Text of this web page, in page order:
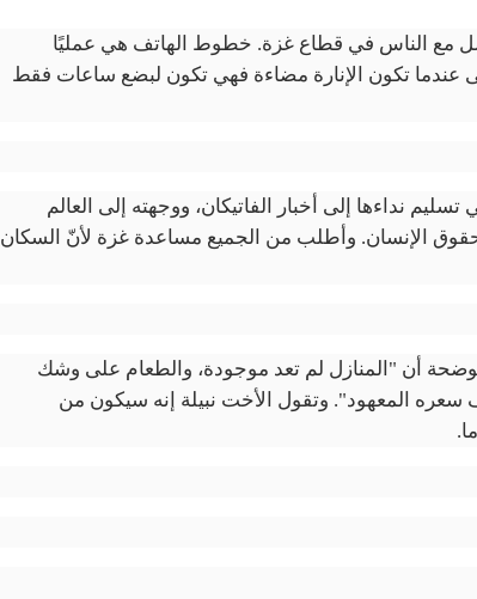
مع الناس في قطاع غزة. خطوط الهاتف هي عمليًا
عندما تكون الإنارة مضاءة فهي تكون لبضع ساعات فقط
نداءها إلى أخبار الفاتيكان، ووجهته إلى العالم
الإنسان. وأطلب من الجميع مساعدة غزة لأنّ السكان
أن "المنازل لم تعد موجودة، والطعام على وشك
سعره المعهود". وتقول الأخت نبيلة إنه سيكون من